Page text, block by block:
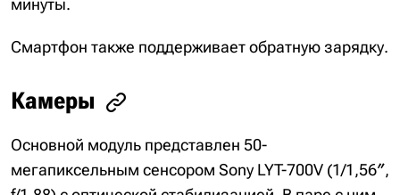
минуты.
Смартфон также поддерживает обратную зарядку.
Камеры
Основной модуль представлен 50-
мегапиксельным сенсором Sony LYT-700V (1/1,56″,